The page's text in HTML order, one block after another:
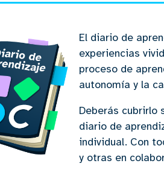
El diario de
experiencias
proceso de
autonomía y la
Deberás cubrirlo
diario de
individual. Con
y otras en